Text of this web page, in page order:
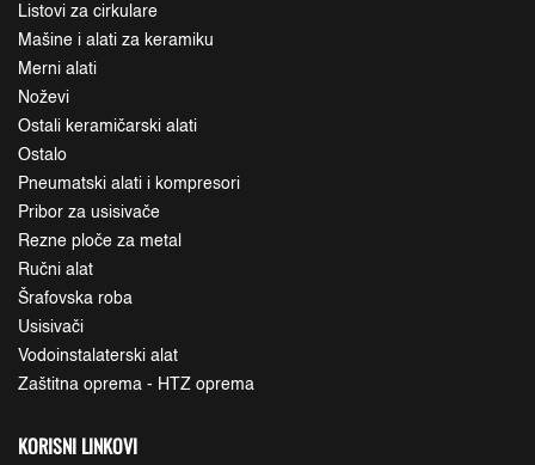
Listovi za cirkulare
Mašine i alati za keramiku
Merni alati
Noževi
Ostali keramičarski alati
Ostalo
Pneumatski alati i kompresori
Pribor za usisivače
Rezne ploče za metal
Ručni alat
Šrafovska roba
Usisivači
Vodoinstalaterski alat
Zaštitna oprema - HTZ oprema
KORISNI LINKOVI